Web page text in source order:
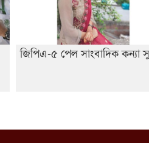
জিপিএ-৫ পেল সাংবাদিক কন্যা